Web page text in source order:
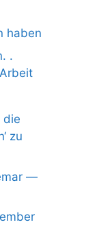
haben
.
die
zu
—